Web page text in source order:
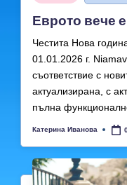
in
Еврото вече
Честита Нова
01.01.2026 г.
съответствие с
актуализирана, с
пълна
Posted
Катерина Иванова